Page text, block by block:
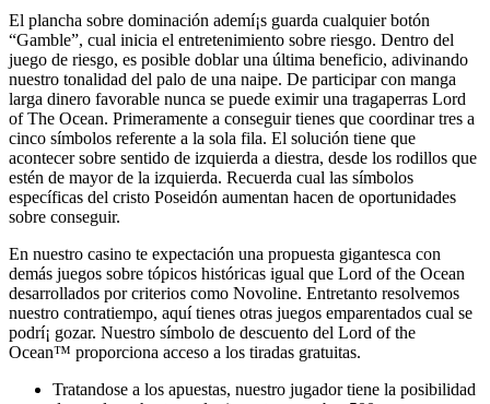
El plancha sobre dominación ademí¡s guarda cualquier botón
“Gamble”, cual inicia el entretenimiento sobre riesgo. Dentro del
juego de riesgo, es posible doblar una última beneficio, adivinando
nuestro tonalidad del palo de una naipe. De participar con manga
larga dinero favorable nunca se puede eximir una tragaperras Lord
of The Ocean. Primeramente a conseguir tienes que coordinar tres a
cinco símbolos referente a la sola fila. El solución tiene que
acontecer sobre sentido de izquierda a diestra, desde los rodillos que
estén de mayor de la izquierda. Recuerda cual las símbolos
específicas del cristo Poseidón aumentan hacen de oportunidades
sobre conseguir.
En nuestro casino te expectación una propuesta gigantesca con
demás juegos sobre tópicos históricas igual que Lord of the Ocean
desarrollados por criterios como Novoline. Entretanto resolvemos
nuestro contratiempo, aquí tienes otras juegos emparentados cual se
podrí¡ gozar. Nuestro símbolo de descuento del Lord of the
Ocean™ proporciona acceso a los tiradas gratuitas.
Tratandose a los apuestas, nuestro jugador tiene la posibilidad